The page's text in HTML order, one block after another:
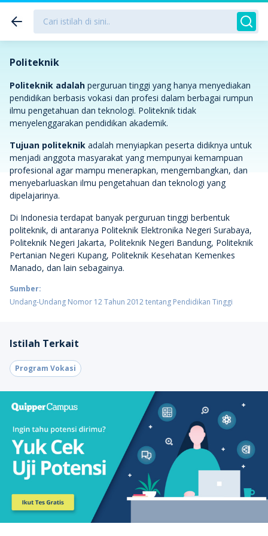
Politeknik
Politeknik adalah perguruan tinggi yang hanya menyediakan
pendidikan berbasis vokasi dan profesi dalam berbagai rumpun
ilmu pengetahuan dan teknologi. Politeknik tidak
menyelenggarakan pendidikan akademik.
Tujuan politeknik adalah menyiapkan peserta didiknya untuk
menjadi anggota masyarakat yang mempunyai kemampuan
profesional agar mampu menerapkan, mengembangkan, dan
menyebarluaskan ilmu pengetahuan dan teknologi yang
dipelajarinya.
Di Indonesia terdapat banyak perguruan tinggi berbentuk
politeknik, di antaranya Politeknik Elektronika Negeri Surabaya,
Politeknik Negeri Jakarta, Politeknik Negeri Bandung, Politeknik
Pertanian Negeri Kupang, Politeknik Kesehatan Kemenkes
Manado, dan lain sebagainya.
Sumber:
Undang-Undang Nomor 12 Tahun 2012 tentang Pendidikan Tinggi
Istilah Terkait
Program Vokasi